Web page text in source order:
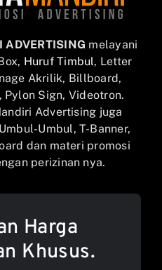
ADVERTISING melayani
Huruf Timbul, Letter
Akrilik, Billboard,
Pylon Sign, Videotron.
Advertising juga
Umbul, T-Banner,
dan materi promosi
perizinan nya.
Harga
Khusus.